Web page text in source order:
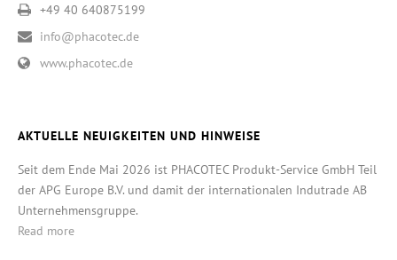
+49 40 640875199
info@phacotec.de
www.phacotec.de
AKTUELLE NEUIGKEITEN UND HINWEISE
Seit dem Ende Mai 2026 ist PHACOTEC Produkt-Service GmbH Teil
der APG Europe B.V. und damit der internationalen Indutrade AB
Unternehmensgruppe.
Read more